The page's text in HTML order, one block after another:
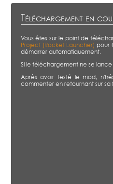
Téléchargement en
Vous êtes sur le point de
Project (Rocket Launcher) pour
démarrer automatiquement.
Si le téléchargement ne se lance
Après avoir testé le mod,
commenter en retournant sur sa